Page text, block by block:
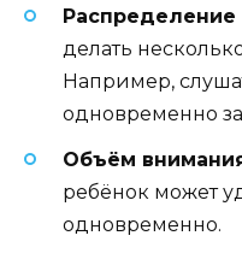
Распределение
делать
Например,
одновременно
Объём
ребёнок может
одновременно.